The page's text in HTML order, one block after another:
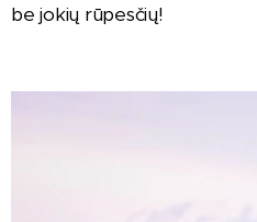
be jokių rūpesčių!